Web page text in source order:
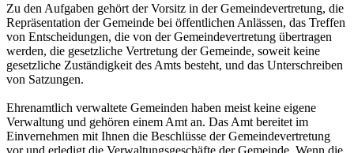
Zu den Aufgaben gehört der Vorsitz in der Gemeindevertretung, die
Repräsentation der Gemeinde bei öffentlichen Anlässen, das Treffen
von Entscheidungen, die von der Gemeindevertretung übertragen
werden, die gesetzliche Vertretung der Gemeinde, soweit keine
gesetzliche Zuständigkeit des Amts besteht, und das Unterschreiben
von Satzungen.
Ehrenamtlich verwaltete Gemeinden haben meist keine eigene
Verwaltung und gehören einem Amt an. Das Amt bereitet im
Einvernehmen mit Ihnen die Beschlüsse der Gemeindevertretung
vor und erledigt die Verwaltungsgeschäfte der Gemeinde. Wenn die